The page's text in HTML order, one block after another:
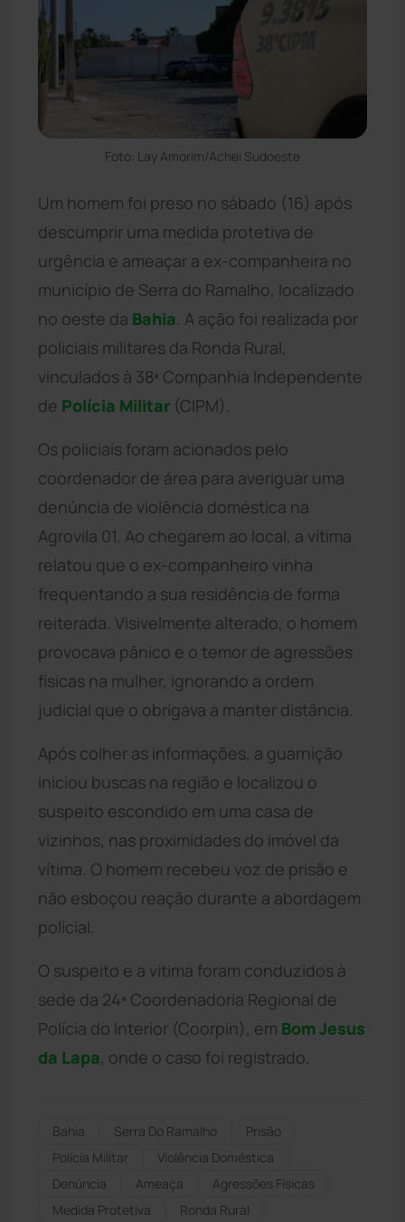
Foto: Lay Amorim/Achei Sudoeste
Um homem foi preso no sábado (16) após
descumprir uma medida protetiva de
urgência e ameaçar a ex-companheira no
município de Serra do Ramalho, localizado
no oeste da Bahia . A ação foi realizada por
policiais militares da Ronda Rural,
vinculados à 38ª Companhia Independente
de Polícia Militar (CIPM).
Os policiais foram acionados pelo
coordenador de área para averiguar uma
denúncia de violência doméstica na
Agrovila 01. Ao chegarem ao local, a vítima
relatou que o ex-companheiro vinha
frequentando a sua residência de forma
reiterada. Visivelmente alterado, o homem
provocava pânico e o temor de agressões
físicas na mulher, ignorando a ordem
judicial que o obrigava a manter distância.
Após colher as informações, a guarnição
iniciou buscas na região e localizou o
suspeito escondido em uma casa de
vizinhos, nas proximidades do imóvel da
vítima. O homem recebeu voz de prisão e
não esboçou reação durante a abordagem
policial.
O suspeito e a vítima foram conduzidos à
sede da 24ª Coordenadoria Regional de
Polícia do Interior (Coorpin), em Bom Jesus
da Lapa, onde o caso foi registrado.
Bahia Serra Do Ramalho
Prisão
Polícia Militar
Violência Doméstica
Denúncia
Ameaça
Agressões Físicas
Medida Protetiva
Ronda Rural